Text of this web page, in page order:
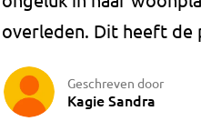
overleden. Dit heeft de
Geschreven door
Kagie Sandra